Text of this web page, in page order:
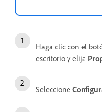
Haga clic con el
escritorio y elija
Seleccione